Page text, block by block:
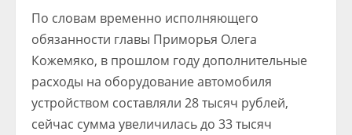
По словам временно исполняющего
обязанности главы Приморья Олега
Кожемяко, в прошлом году дополнительные
расходы на оборудование автомобиля
устройством составляли 28 тысяч рублей,
сейчас сумма увеличилась до 33 тысяч